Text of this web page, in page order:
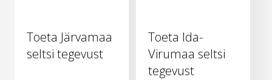
Toeta Järvamaa
seltsi tegevust
Toeta Ida-
Virumaa seltsi
tegevust